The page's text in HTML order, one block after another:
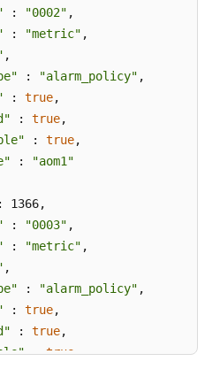
: "0002" ,
: "metric" ,
,
: "alarm_policy" ,
: true,
: true,
: true,
:
"aom1"
1366,
: "0003" ,
: "metric" ,
,
: "alarm_policy" ,
: true,
: true,
: true,